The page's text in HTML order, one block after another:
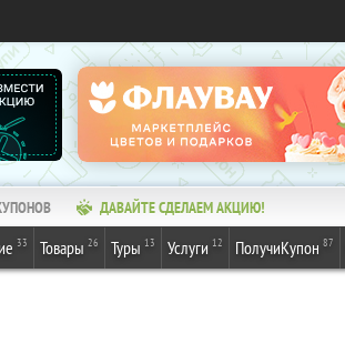
ДАВАЙТЕ СДЕЛАЕМ АКЦИЮ!
33 Товары 26 Туры 13 Услуги 12 ПолучиКупон 87